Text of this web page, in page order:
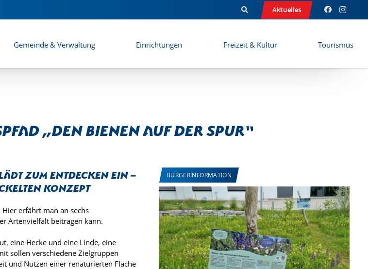
Aktuelles
Gemeinde & Verwaltung Einrichtungen Freizeit & Kultur Tourismus
„Den Bienen auf der Spur“
zum Entdecken ein –
Konzept
erfährt man an sechs
Artenvielfalt beitragen kann.
eine Hecke und eine Linde, eine
sollen verschiedene Zielgruppen
und Nutzen einer renaturierten Fläche
BÜRGERINFORMATION